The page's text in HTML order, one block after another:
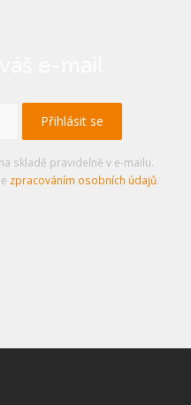
skladě pravidelně v e-mailu.
zpracováním osobních údajů.